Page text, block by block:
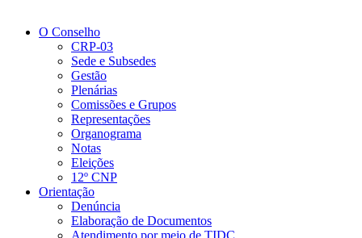
O Conselho
CRP-03
Sede e Subsedes
Gestão
Plenárias
Comissões e Grupos
Representações
Organograma
Notas
Eleições
12º CNP
Orientação
Denúncia
Elaboração de Documentos